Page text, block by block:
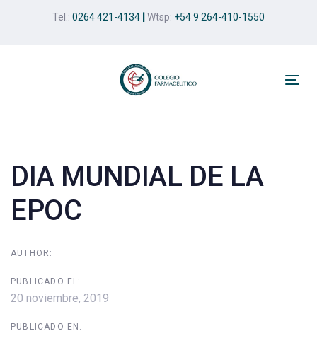
Tel.: 0264 421-4134 Wtsp: +54 9 264-410-1550
DIA MUNDIAL DE LA
EPOC
AUTHOR:
PUBLICADO EL:
20 noviembre, 2019
PUBLICADO EN:
navigation